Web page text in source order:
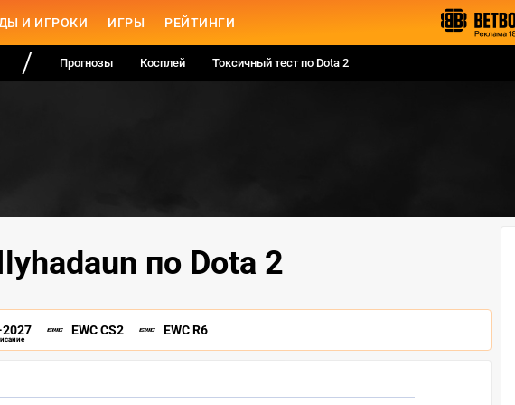
И ИГРОКИ ИГРЫ РЕЙТИНГИ
Прогнозы Косплей Токсичный тест по Dota 2
по Dota 2
EWC CS2 EWC R6